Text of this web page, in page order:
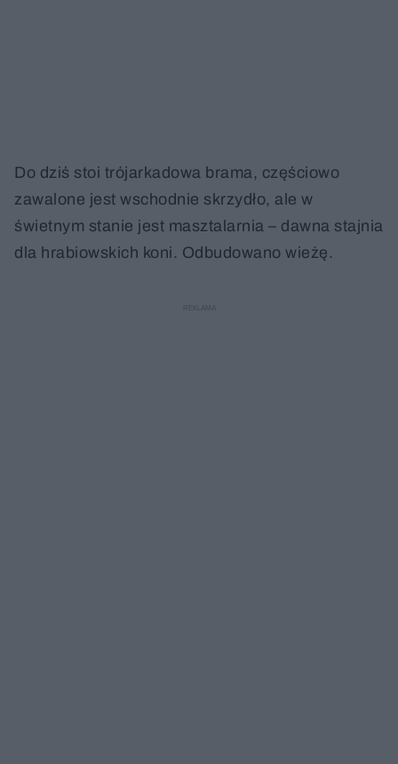
Do dziś stoi trójarkadowa brama, częściowo
zawalone jest wschodnie skrzydło, ale w
świetnym stanie jest masztalarnia – dawna stajnia
dla hrabiowskich koni. Odbudowano wieżę.